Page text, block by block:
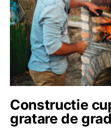
Constructie
gratare de